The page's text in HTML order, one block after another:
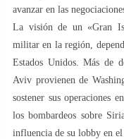
avanzar en las
La visión de un «Gran
militar en la región,
Estados Unidos. Más de
Aviv provienen de
sostener sus operaciones
los bombardeos sobre
influencia de su lobby en